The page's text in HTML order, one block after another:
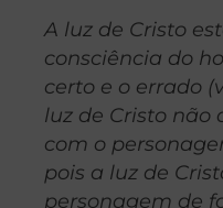
A luz de Cristo
consciência do
certo e o errado
luz de Cristo não
com o
pois a luz de
personagem de